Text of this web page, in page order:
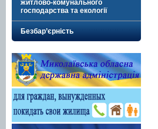
житлово-комунального
господарства та екології
Безбар’єрність